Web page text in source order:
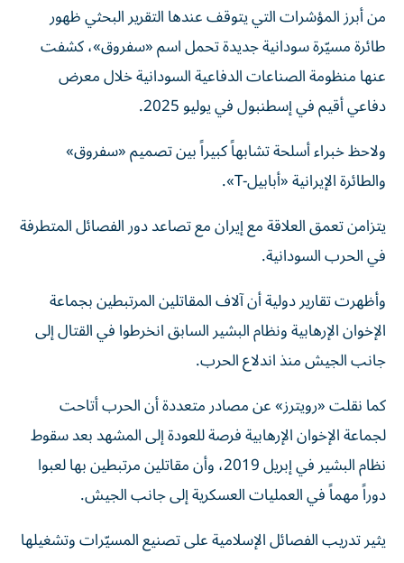
من أبرز المؤشرات التي يتوقف عندها التقرير البحثي ظهور
طائرة مسيّرة سودانية جديدة تحمل اسم «سفروق»، كشفت
عنها منظومة الصناعات الدفاعية السودانية خلال معرض
دفاعي أقيم في إسطنبول في يوليو 2025.
ولاحظ خبراء أسلحة تشابهاً كبيراً بين تصميم «سفروق»
والطائرة الإيرانية «أبابيل-T».
يتزامن تعمق العلاقة مع إيران مع تصاعد دور الفصائل المتطرفة
في الحرب السودانية.
وأظهرت تقارير دولية أن آلاف المقاتلين المرتبطين بجماعة
الإخوان الإرهابية ونظام البشير السابق انخرطوا في القتال إلى
جانب الجيش منذ اندلاع الحرب.
كما نقلت «رويترز» عن مصادر متعددة أن الحرب أتاحت
لجماعة الإخوان الإرهابية فرصة للعودة إلى المشهد بعد سقوط
نظام البشير في إبريل 2019، وأن مقاتلين مرتبطين بها لعبوا
دوراً مهماً في العمليات العسكرية إلى جانب الجيش.
يثير تدريب الفصائل الإسلامية على تصنيع المسيّرات وتشغيلها